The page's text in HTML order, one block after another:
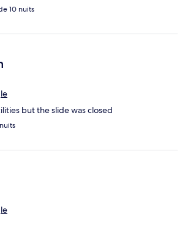
10 nuits
but the slide was closed